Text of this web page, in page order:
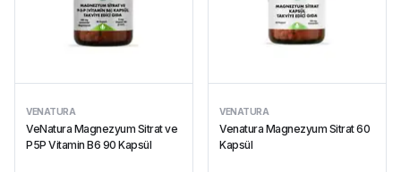
VENATURA
VeNatura Magnezyum Sitrat ve
P5P Vitamin B6 90 Kapsül
VENATURA
Venatura Magnezyum Sitrat 60
Kapsül